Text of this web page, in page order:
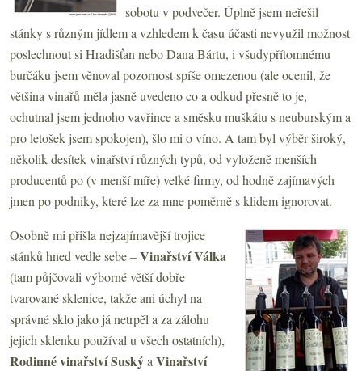
sobotu v podvečer. Úplně jsem neřešil
stánky s různým jídlem a vzhledem k času účasti nevyužil možnost
poslechnout si Hradišťan nebo Dana Bártu, i všudypřítomnému
burčáku jsem věnoval pozornost spíše omezenou (ale ocenil, že
většina vinařů měla jasně uvedeno co a odkud přesně to je,
ochutnal jsem jednoho vavřince a směsku muškátu s neuburským a
pro letošek jsem spokojen), šlo mi o víno. A tam byl výběr široký,
několik desítek vinařství různých typů, od vyloženě menších
producentů po (v menší míře) velké firmy, od hodně zajímavých
jmen po podniky, které lze za mne poměrně s klidem ignorovat.
Osobně mi přišla nejzajímavější trojice
stánků hned vedle sebe –Vinařství Válka
(tam půjčovali výborné větší dobře
tvarované sklenice, takže ani úchyl na
správné sklo jako já netrpěl a za zálohu
jejich sklenku používal u všech ostatních),
Rodinné vinařství Suskýa Vinařství